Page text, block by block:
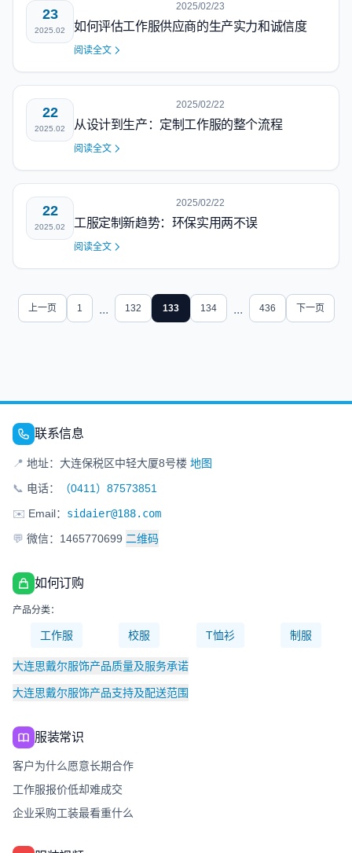
23
2025.02
2025/02/23
如何评估工作服供应商的生产实力和诚信度
阅读全文
22
2025.02
2025/02/22
从设计到生产：定制工作服的整个流程
阅读全文
22
2025.02
2025/02/22
工服定制新趋势：环保实用两不误
阅读全文
上一页 1 ... 132 133 134 ... 436 下一页
联系信息
📍 地址：大连保税区中轻大厦8号楼 地图
📞 电话：
（0411）87573851
✉️ Email： sidaier@188.com
💬 微信：1465770699 二维码
如何订购
产品分类：
工作服 校服 T恤衫 制服
大连思戴尔服饰产品质量及服务承诺
大连思戴尔服饰产品支持及配送范围
服装常识
客户为什么愿意长期合作
工作服报价低却难成交
企业采购工装最看重什么